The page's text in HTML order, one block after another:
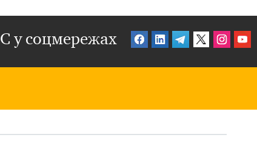
у соцмережах